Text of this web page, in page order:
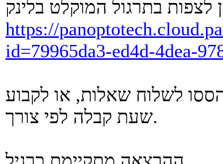
https://
id=79965da3-ed4d-4dea-
לשלוח שאלות, או לקבוע
שעת קבלה לפי צורך.